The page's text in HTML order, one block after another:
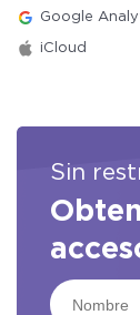
Google
iCloud
Sin